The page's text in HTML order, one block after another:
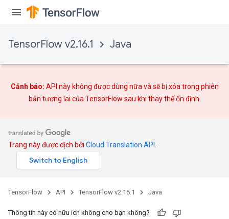
TensorFlow v2.16.1 Java
Cảnh báo: API này không được dùng nữa và sẽ bị xóa trong phiên
bản tương lai của TensorFlow sau khi thay thếổn định.
Trang này được dịch bởi Cloud Translation API
TensorFlow API TensorFlow v2.16.1 Java
Thông tin này có hữu ích không cho bạn không?